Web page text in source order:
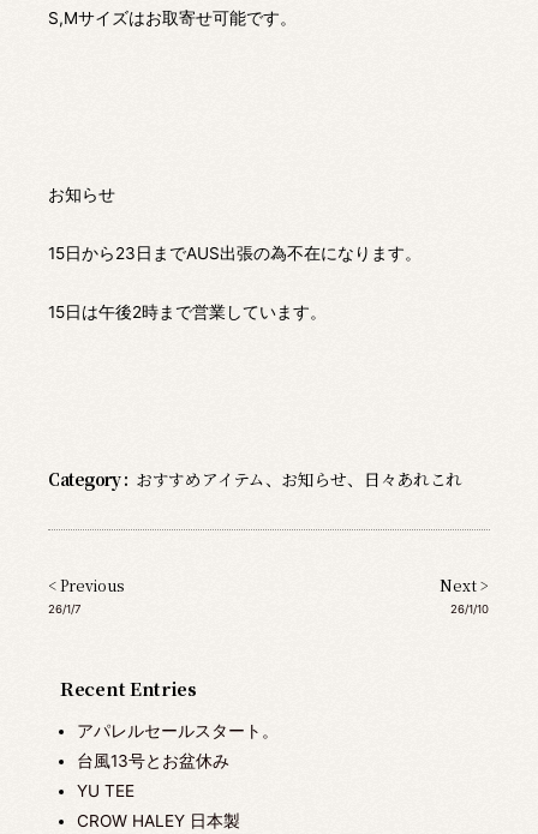
Recent Entries
アパレルセールスタート。
台風13号とお盆休み
YU TEE
CROW HALEY 日本製
S,Mサイズはお取寄せ可能です。
お知らせ
15日から23日までAUS出張の為不在になります。
15日は午後2時まで営業しています。
Category : おすすめアイテム、 お知らせ、 日々あれこれ
< Previous
26/1/7
Next >
26/1/10